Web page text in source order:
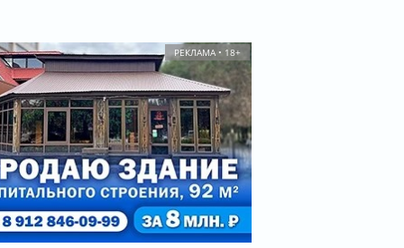
РЕКЛАМА • 18+